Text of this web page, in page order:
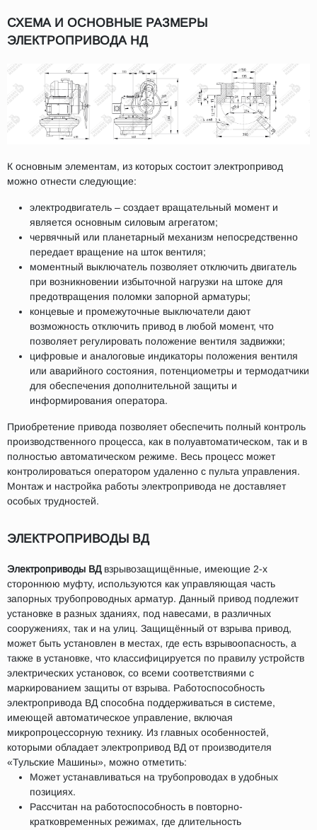
СХЕМА И ОСНОВНЫЕ РАЗМЕРЫ
ЭЛЕКТРОПРИВОДА НД
К основным элементам, из которых состоит электропривод
можно отнести следующие:
электродвигатель – создает вращательный момент и
является основным силовым агрегатом;
червячный или планетарный механизм непосредственно
передает вращение на шток вентиля;
моментный выключатель позволяет отключить двигатель
при возникновении избыточной нагрузки на штоке для
предотвращения поломки запорной арматуры;
концевые и промежуточные выключатели дают
возможность отключить привод в любой момент, что
позволяет регулировать положение вентиля задвижки;
цифровые и аналоговые индикаторы положения вентиля
или аварийного состояния, потенциометры и термодатчики
для обеспечения дополнительной защиты и
информирования оператора.
Приобретение привода позволяет обеспечить полный контроль
производственного процесса, как в полуавтоматическом, так и в
полностью автоматическом режиме. Весь процесс может
контролироваться оператором удаленно с пульта управления.
Монтаж и настройка работы электропривода не доставляет
особых трудностей.
ЭЛЕКТРОПРИВОДЫ ВД
Электроприводы ВДвзрывозащищённые, имеющие 2-х
стороннюю муфту, используются как управляющая часть
запорных трубопроводных арматур. Данный привод подлежит
установке в разных зданиях, под навесами, в различных
сооружениях, так и на улиц. Защищённый от взрыва привод,
может быть установлен в местах, где есть взрывоопасность, а
также в установке, что классифицируется по правилу устройств
электрических установок, со всеми соответствиями с
маркированием защиты от взрыва. Работоспособность
электропривода ВД способна поддерживаться в системе,
имеющей автоматическое управление, включая
микропроцессорную технику. Из главных особенностей,
которыми обладает электропривод ВД от производителя
«Тульские Машины», можно отметить:
Может устанавливаться на трубопроводах в удобных
позициях.
Рассчитан на работоспособность в повторно-
кратковременных режимах, где длительность